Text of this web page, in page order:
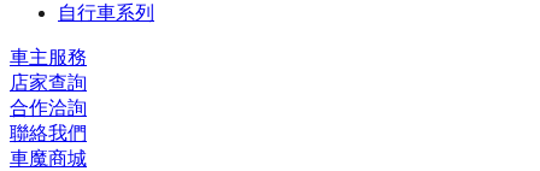
自行車系列
車主服務
店家查詢
合作洽詢
聯絡我們
車魔商城